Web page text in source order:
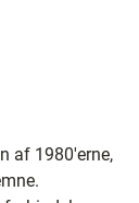
af 1980'erne,